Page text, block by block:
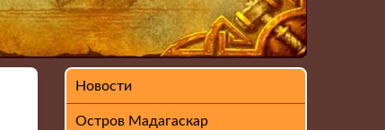
Новости
Остров Мадагаскар